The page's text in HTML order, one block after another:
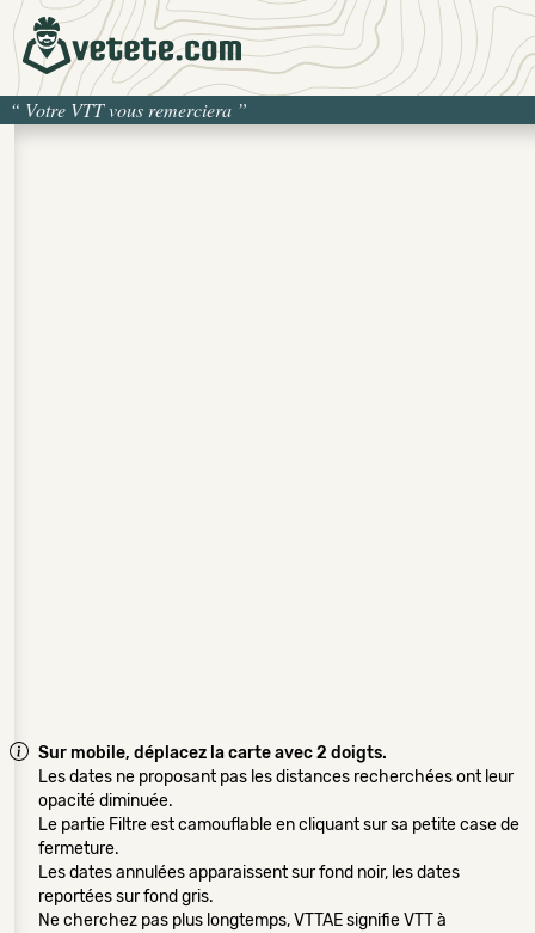
“ Votre VTT vous remerciera ”
Sur mobile, déplacez la carte avec 2 doigts.
Les dates ne proposant pas les distances recherchées ont leur
opacité diminuée.
Le partie Filtre est camouflable en cliquant sur sa petite case de
fermeture.
Les dates annulées apparaissent sur fond noir, les dates
reportées sur fond gris.
Ne cherchez pas plus longtemps, VTTAE signifie VTT à